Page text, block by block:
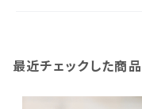
最近チェックした商品